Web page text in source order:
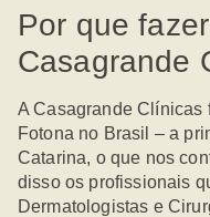
Por que
Casagrande
A Casagrande Clínicas
Fotona no Brasil –a
Catarina, o que nos
disso os profissionais
Dermatologistas e